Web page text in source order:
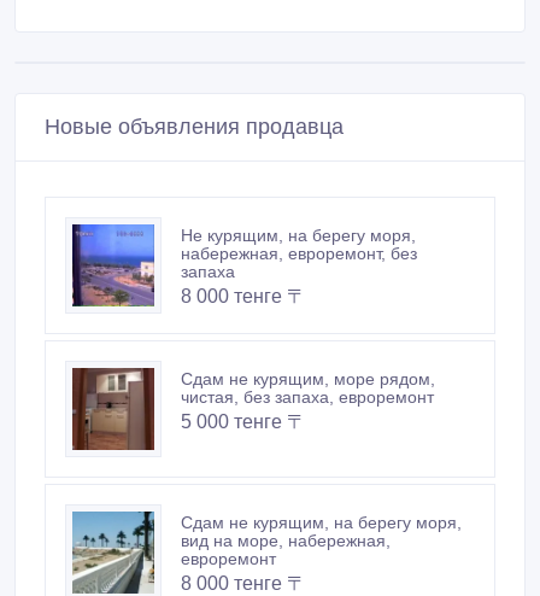
Новые объявления продавца
Не курящим, на берегу моря,
набережная, евроремонт, без
запаха
8 000 тенге 〒
Сдам не курящим, море рядом,
чистая, без запаха, евроремонт
5 000 тенге 〒
Сдам не курящим, на берегу моря,
вид на море, набережная,
евроремонт
8 000 тенге 〒